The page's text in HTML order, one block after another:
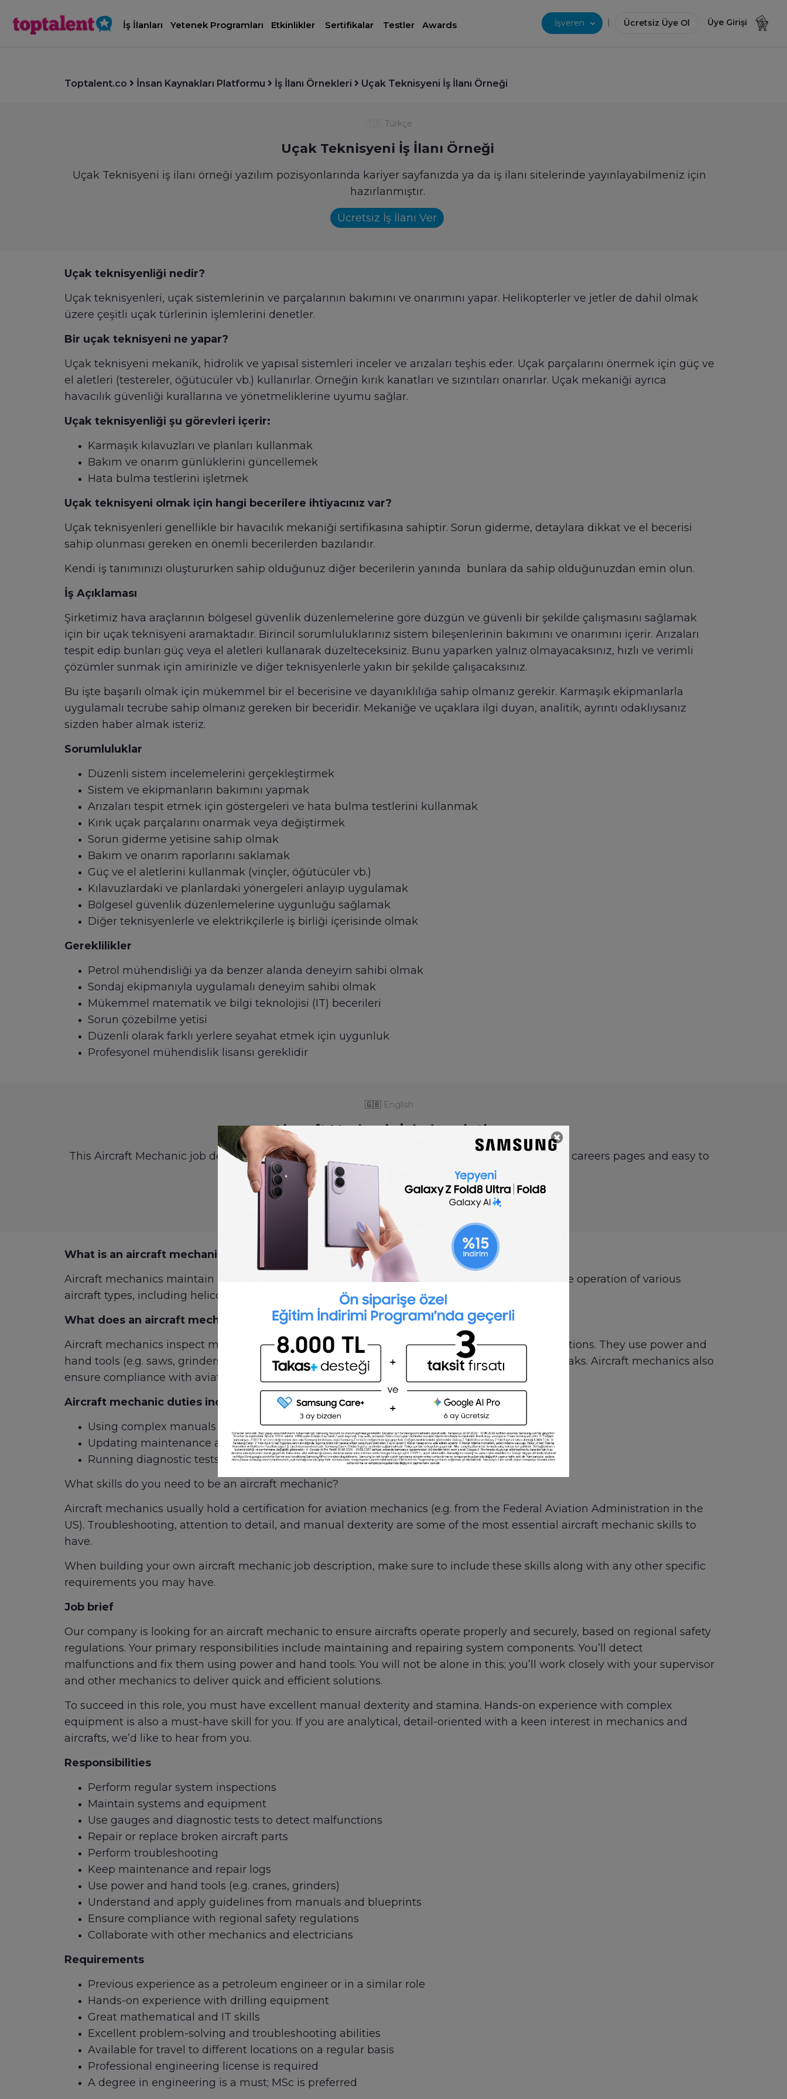
İş İlanları Yetenek Programları Etkinlikler Sertifikalar Testler Awards İşveren | Ücretsiz Üye Ol Üye Girişi
Toptalent.co İnsan Kaynakları Platformu İş İlanı Örnekleri Uçak Teknisyeni İş İlanı Örneği
Türkçe
Uçak Teknisyeni İş İlanı Örneği
Uçak Teknisyeni iş ilanı örneği yazılım pozisyonlarında kariyer sayfanızda ya da iş ilanı sitelerinde yayınlayabilmeniz için
hazırlanmıştır.
Ücretsiz İş İlanı Ver
Uçak teknisyenliği nedir?
Uçak teknisyenleri, uçak sistemlerinin ve parçalarının bakımını ve onarımını yapar. Helikopterler ve jetler de dahil olmak
üzere çeşitli uçak türlerinin işlemlerini denetler.
Bir uçak teknisyeni ne yapar?
Uçak teknisyeni mekanik, hidrolik ve yapısal sistemleri inceler ve arızaları teşhis eder. Uçak parçalarını önermek için güç ve
el aletleri (testereler, öğütücüler vb.) kullanırlar. Örneğin kırık kanatları ve sızıntıları onarırlar. Uçak mekaniği ayrıca
havacılık güvenliği kurallarına ve yönetmeliklerine uyumu sağlar.
Uçak teknisyenliği şu görevleri içerir:
Karmaşık kılavuzları ve planları kullanmak
Bakım ve onarım günlüklerini güncellemek
Hata bulma testlerini işletmek
Uçak teknisyeni olmak için hangi becerilere ihtiyacınız var?
Uçak teknisyenleri genellikle bir havacılık mekaniği sertifikasına sahiptir. Sorun giderme, detaylara dikkat ve el becerisi
sahip olunması gereken en önemli becerilerden bazılarıdır.
Kendi iş tanımınızı oluştururken sahip olduğunuz diğer becerilerin yanında bunlara da sahip olduğunuzdan emin olun.
İş Açıklaması
Şirketimiz hava araçlarının bölgesel güvenlik düzenlemelerine göre düzgün ve güvenli bir şekilde çalışmasını sağlamak
için bir uçak teknisyeni aramaktadır. Birincil sorumluluklarınız sistem bileşenlerinin bakımını ve onarımını içerir. Arızaları
tespit edip bunları güç veya el aletleri kullanarak düzelteceksiniz. Bunu yaparken yalnız olmayacaksınız, hızlı ve verimli
çözümler sunmak için amirinizle ve diğer teknisyenlerle yakın bir şekilde çalışacaksınız.
Bu işte başarılı olmak için mükemmel bir el becerisine ve dayanıklılığa sahip olmanız gerekir. Karmaşık ekipmanlarla
uygulamalı tecrübe sahip olmanız gereken bir beceridir. Mekaniğe ve uçaklara ilgi duyan, analitik, ayrıntı odaklıysanız
sizden haber almak isteriz.
Sorumluluklar
Düzenli sistem incelemelerini gerçekleştirmek
Sistem ve ekipmanların bakımını yapmak
Arızaları tespit etmek için göstergeleri ve hata bulma testlerini kullanmak
Kırık uçak parçalarını onarmak veya değiştirmek
Sorun giderme yetisine sahip olmak
Bakım ve onarım raporlarını saklamak
Güç ve el aletlerini kullanmak (vinçler, öğütücüler vb.)
Kılavuzlardaki ve planlardaki yönergeleri anlayıp uygulamak
Bölgesel güvenlik düzenlemelerine uygunluğu sağlamak
Diğer teknisyenlerle ve elektrikçilerle iş birliği içerisinde olmak
Gereklilikler
Petrol mühendisliği ya da benzer alanda deneyim sahibi olmak
Sondaj ekipmanıyla uygulamalı deneyim sahibi olmak
Mükemmel matematik ve bilgi teknolojisi (IT) becerileri
Sorun çözebilme yetisi
Düzenli olarak farklı yerlere seyahat etmek için uygunluk
Profesyonel mühendislik lisansı gereklidir
🇬🇧 English
Aircraft Mechanic job description
This Aircraft Mechanic job description template is optimized for posting to online job boards or careers pages and easy to
customize for your company.
Post a job for free
What is an aircraft mechanic?
Aircraft mechanics maintain and repair aircraft systems and their components. They oversee the operation of various
aircraft types, including helicopters and jets.
What does an aircraft mechanic do?
Aircraft mechanics inspect mechanical, hydraulic and structural systems and diagnose malfunctions. They use power and
hand tools (e.g. saws, grinders) to repair aircraft parts. For example, they fix broken wings and leaks. Aircraft mechanics also
ensure compliance with aviation safety rules and regulations.
Aircraft mechanic duties include:
Using complex manuals and blueprints
Updating maintenance and repair logs
Running diagnostic tests
What skills do you need to be an aircraft mechanic?
Aircraft mechanics usually hold a certification for aviation mechanics (e.g. from the Federal Aviation Administration in the
US). Troubleshooting, attention to detail, and manual dexterity are some of the most essential aircraft mechanic skills to
have.
When building your own aircraft mechanic job description, make sure to include these skills along with any other specific
requirements you may have.
Job brief
Our company is looking for an aircraft mechanic to ensure aircrafts operate properly and securely, based on regional safety
regulations. Your primary responsibilities include maintaining and repairing system components. You’ll detect
malfunctions and fix them using power and hand tools. You will not be alone in this; you’ll work closely with your supervisor
and other mechanics to deliver quick and efficient solutions.
To succeed in this role, you must have excellent manual dexterity and stamina. Hands-on experience with complex
equipment is also a must-have skill for you. If you are analytical, detail-oriented with a keen interest in mechanics and
aircrafts, we’d like to hear from you.
Responsibilities
Perform regular system inspections
Maintain systems and equipment
Use gauges and diagnostic tests to detect malfunctions
Repair or replace broken aircraft parts
Perform troubleshooting
Keep maintenance and repair logs
Use power and hand tools (e.g. cranes, grinders)
Understand and apply guidelines from manuals and blueprints
Ensure compliance with regional safety regulations
Collaborate with other mechanics and electricians
Requirements
Previous experience as a petroleum engineer or in a similar role
Hands-on experience with drilling equipment
Great mathematical and IT skills
Excellent problem-solving and troubleshooting abilities
Available for travel to different locations on a regular basis
Professional engineering license is required
A degree in engineering is a must; MSc is preferred